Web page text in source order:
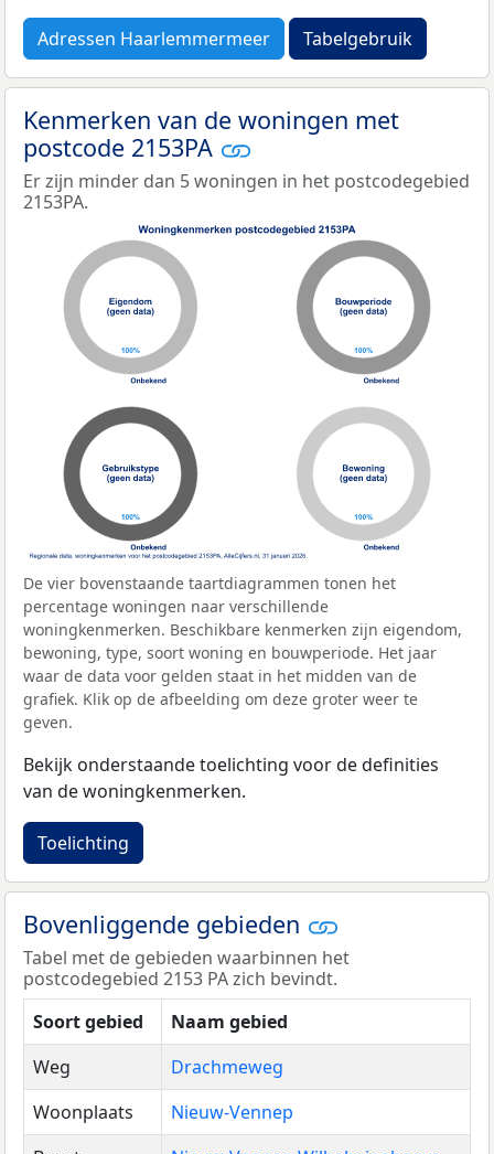
Adressen Haarlemmermeer Tabelgebruik
Kenmerken van de woningen met
postcode 2153PA
Er zijn minder dan 5 woningen in het postcodegebied
2153PA.
De vier bovenstaande taartdiagrammen tonen het
percentage woningen naar verschillende
woningkenmerken. Beschikbare kenmerken zijn eigendom,
bewoning, type, soort woning en bouwperiode. Het jaar
waar de data voor gelden staat in het midden van de
grafiek. Klik op de afbeelding om deze groter weer te
geven.
Bekijk onderstaande toelichting voor de definities
van de woningkenmerken.
Toelichting
Bovenliggende gebieden
Tabel met de gebieden waarbinnen het
postcodegebied 2153 PA zich bevindt.
Soort gebied
Naam gebied
Weg
Drachmeweg
Woonplaats
Nieuw-Vennep